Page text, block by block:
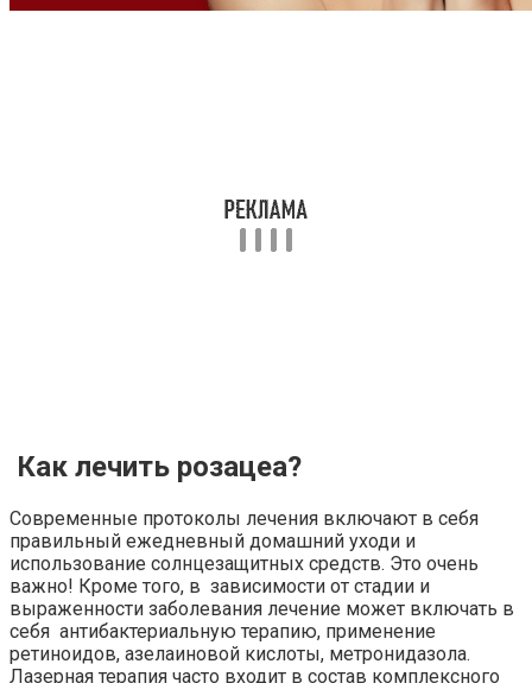
Как лечить розацеа?
Современные протоколы лечения включают в себя
правильный ежедневный домашний уходи и
использование солнцезащитных средств. Это очень
важно! Кроме того, в зависимости от стадии и
выраженности заболевания лечение может включать в
себя антибактериальную терапию, применение
ретиноидов, азелаиновой кислоты, метронидазола.
Лазерная терапия часто входит в состав комплексного